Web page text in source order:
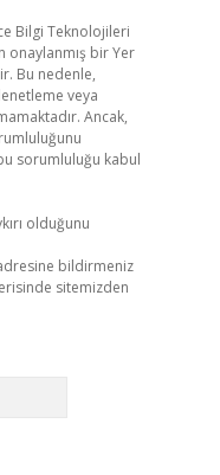
Bilgi Teknolojileri
onaylanmış bir Yer
Bu nedenle,
veya
Ancak,
sorumluluğu kabul
olduğunu
bildirmeniz
sitemizden